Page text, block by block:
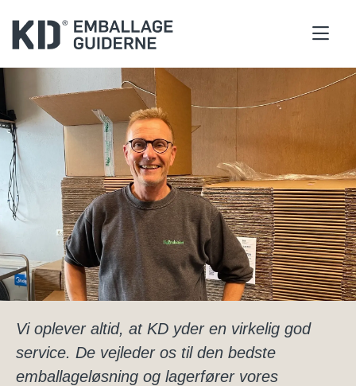
Vi oplever altid, at KD yder en virkelig god
service. De vejleder os til den bedste
emballageløsning og lagerfører vores